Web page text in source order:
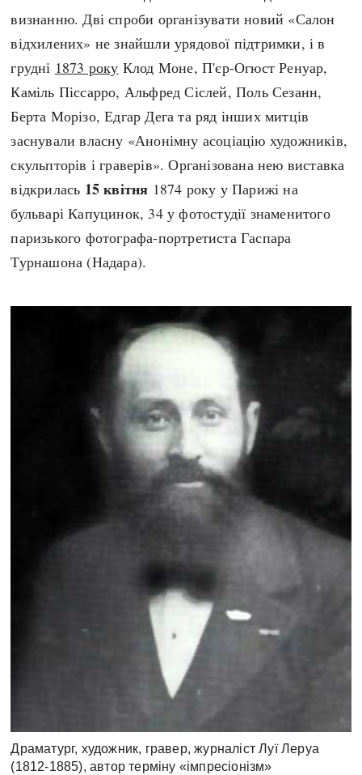
визнанню. Дві спроби організувати новий «Салон
відхилених» не знайшли урядової підтримки, і в
грудні 1873 року Клод Моне, П'єр-Огюст Ренуар,
Каміль Піссарро, Альфред Сіслей, Поль Сезанн,
Берта Морізо, Едгар Дега та ряд інших митців
заснували власну «Анонімну асоціацію художників,
скульпторів і граверів». Організована нею виставка
відкрилась 15 квітня 1874 року у Парижі на
бульварі Капуцинок, 34 у фотостудії знаменитого
паризького фотографа-портретиста Гаспара
Турнашона (Надара).
Драматург, художник, гравер, журналіст Луї Леруа
(1812-1885), автор терміну «імпресіонізм»